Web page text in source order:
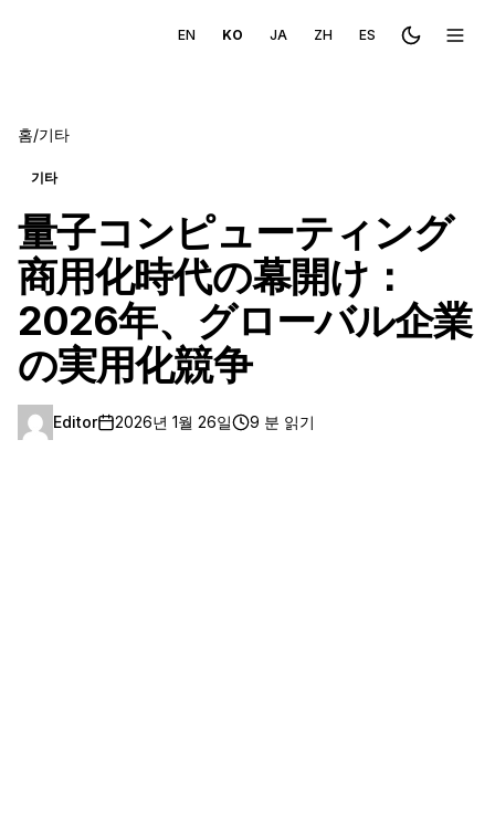
EN KO JA ZH ES Toggle메뉴
홈/기타
기타
量子コンピューティング
商用化時代の幕開け：
2026年、グローバル企業
の実用化競争
Editor 2026년 1월 26일 9 분 읽기